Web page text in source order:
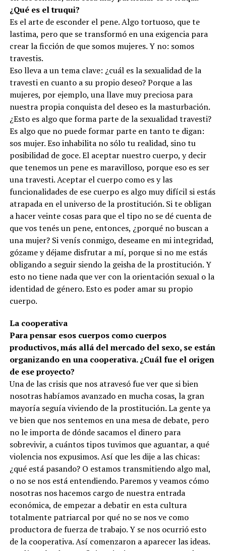
¿Qué es el truqui?
Es el arte de esconder el pene. Algo tortuoso, que te
lastima, pero que se transformó en una exigencia para
crear la ficción de que somos mujeres. Y no: somos
travestis.
Eso lleva a un tema clave: ¿cuál es la sexualidad de la
travesti en cuanto a su propio deseo? Porque a las
mujeres, por ejemplo, una llave muy preciosa para
nuestra propia conquista del deseo es la masturbación.
¿Esto es algo que forma parte de la sexualidad travesti?
Es algo que no puede formar parte en tanto te digan:
sos mujer. Eso inhabilita no sólo tu realidad, sino tu
posibilidad de goce. El aceptar nuestro cuerpo, y decir
que tenemos un pene es maravilloso, porque eso es ser
una travesti. Aceptar el cuerpo como es y las
funcionalidades de ese cuerpo es algo muy difícil si estás
atrapada en el universo de la prostitución. Si te obligan
a hacer veinte cosas para que el tipo no se dé cuenta de
que vos tenés un pene, entonces, ¿porqué no buscan a
una mujer? Si venís conmigo, deseame en mi integridad,
gózame y déjame disfrutar a mí, porque si no me estás
obligando a seguir siendo la geisha de la prostitución. Y
esto no tiene nada que ver con la orientación sexual o la
identidad de género. Esto es poder amar su propio
cuerpo.
La cooperativa
Para pensar esos cuerpos como cuerpos
productivos, más allá del mercado del sexo, se están
organizando en una cooperativa. ¿Cuál fue el origen
de ese proyecto?
Una de las crisis que nos atravesó fue ver que si bien
nosotras habíamos avanzado en mucha cosas, la gran
mayoría seguía viviendo de la prostitución. La gente ya
ve bien que nos sentemos en una mesa de debate, pero
no le importa de dónde sacamos el dinero para
sobrevivir, a cuántos tipos tuvimos que aguantar, a qué
violencia nos expusimos. Así que les dije a las chicas:
¿qué está pasando? O estamos transmitiendo algo mal,
o no se nos está entendiendo. Paremos y veamos cómo
nosotras nos hacemos cargo de nuestra entrada
económica, de empezar a debatir en esta cultura
totalmente patriarcal por qué no se nos ve como
productora de fuerza de trabajo. Y se nos ocurrió esto
de la cooperativa. Así comenzaron a aparecer las ideas.